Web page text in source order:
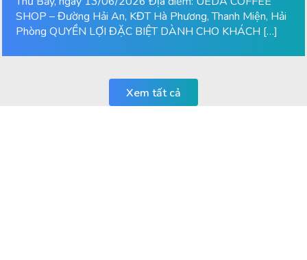
SHOP – Đường Hải An, KĐT Hà Phương, Thanh Miện, Hải
Phòng QUYỀN LỢI ĐẶC BIỆT DÀNH CHO KHÁCH […]
Xem tất cả